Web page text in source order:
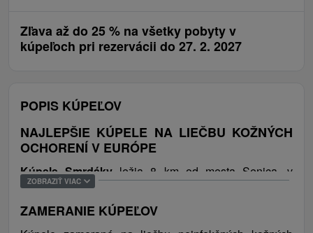
Zľava až do 25 % na všetky pobyty v
kúpeľoch pri rezervácii do 27. 2. 2027
POPIS KÚPEĽOV
NAJLEPŠIE KÚPELE NA LIEČBU KOŽNÝCH
OCHORENÍ V EURÓPE
Kúpele Smrdáky ležia 8 km od mesta Senica, v
blízkosti českej hranice a asi 80 km severozápadne od
hlavného mesta Bratislava, v malebnom regióne
ZOBRAZIŤ VIAC
ZAMERANIE KÚPEĽOV